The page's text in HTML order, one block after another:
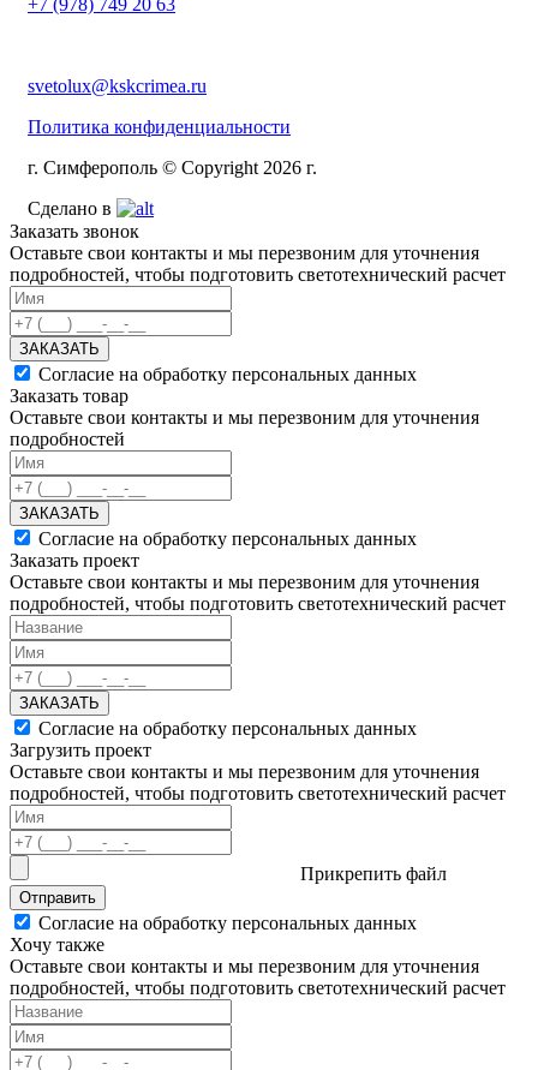
svetolux@kskcrimea.ru
Политика конфиденциальности
г. Симферополь © Copyright 2026 г.
Сделано в
Заказать звонок
Оставьте свои контакты и мы перезвоним для уточнения
подробностей, чтобы подготовить светотехнический расчет
ЗАКАЗАТЬ
Согласие на обработку персональных данных
Заказать товар
Оставьте свои контакты и мы перезвоним для уточнения
подробностей
ЗАКАЗАТЬ
Согласие на обработку персональных данных
Заказать проект
Оставьте свои контакты и мы перезвоним для уточнения
подробностей, чтобы подготовить светотехнический расчет
ЗАКАЗАТЬ
Согласие на обработку персональных данных
Загрузить проект
Оставьте свои контакты и мы перезвоним для уточнения
подробностей, чтобы подготовить светотехнический расчет
Прикрепить файл
Отправить
Согласие на обработку персональных данных
Хочу также
Оставьте свои контакты и мы перезвоним для уточнения
подробностей, чтобы подготовить светотехнический расчет